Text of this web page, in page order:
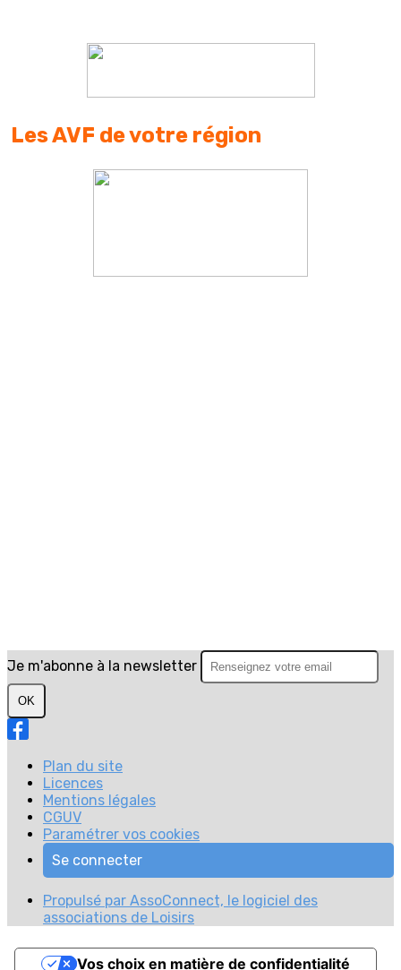
Les AVF de votre région
Je m'abonne à la newsletter
OK
Plan du site
Licences
Mentions légales
CGUV
Paramétrer vos cookies
Se connecter
Propulsé par AssoConnect, le logiciel des
associations de Loisirs
Vos choix en matière de confidentialité